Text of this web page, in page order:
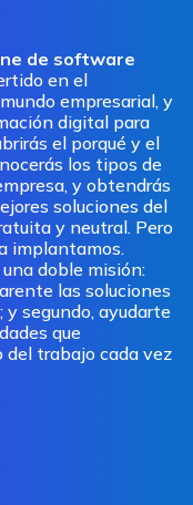
de software
en el
empresarial, y
digital para
el porqué y el
los tipos de
y obtendrás
soluciones del
y neutral. Pero
implantamos.
doble misión:
las soluciones
y segundo, ayudarte
que
trabajo cada vez